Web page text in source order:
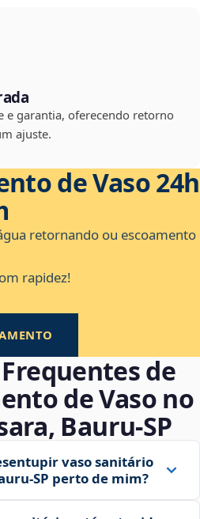
e garantia, oferecendo retorno
ajuste.
de Vaso 24h
retornando ou escoamento
rapidez!
de
de Vaso no
Bauru‑SP
vaso sanitário
perto de mim?